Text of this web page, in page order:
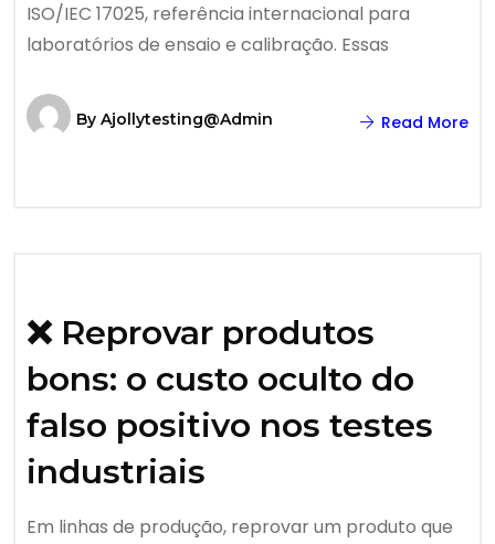
ISO/IEC 17025, referência internacional para
laboratórios de ensaio e calibração. Essas
By Ajollytesting@admin Read More
❌ Reprovar produtos
bons: o custo oculto do
falso positivo nos testes
industriais
Em linhas de produção, reprovar um produto que